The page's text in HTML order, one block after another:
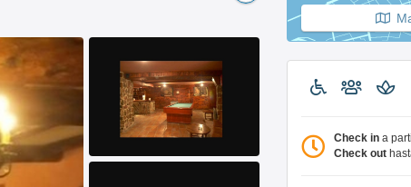
Check in a
Check out